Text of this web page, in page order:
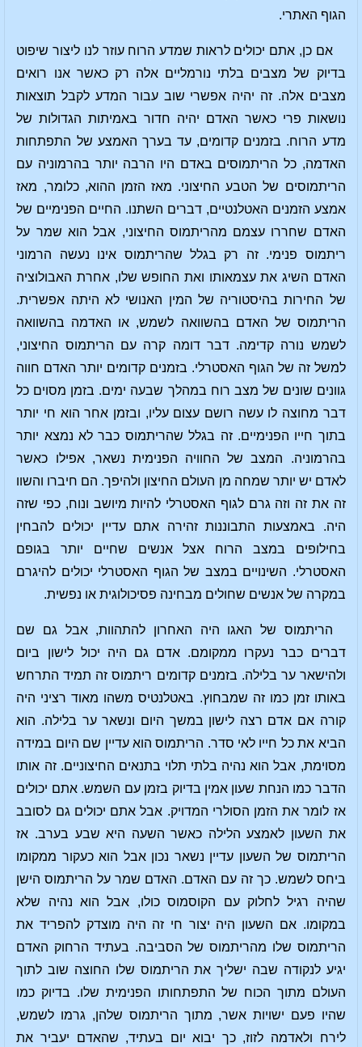
הגוף האתרי.
אם כן, אתם יכולים לראות שמדע הרוח עוזר לנו ליצור שיפוט
בדיוק של מצבים בלתי נורמליים אלה רק כאשר אנו רואים
מצבים אלה. זה יהיה אפשרי שוב עבור המדע לקבל תוצאות
נושאות פרי כאשר האדם יהיה חדור באמיתות הגדולות של
מדע הרוח. בזמנים קדומים, עד בערך האמצע של התפתחות
האדמה, כל הריתמוסים באדם היו הרבה יותר בהרמוניה עם
הריתמוסים של הטבע החיצוני. מאז הזמן ההוא, כלומר, מאז
אמצע הזמנים האטלנטיים, דברים השתנו. החיים הפנימיים של
האדם שחררו עצמם מהריתמוס החיצוני, אבל הוא שמר על
ריתמוס פנימי. זה רק בגלל שהריתמוס אינו נעשה הרמוני
האדם השיג את עצמאותו ואת החופש שלו, אחרת האבולוציה
של החירות בהיסטוריה של המין האנושי לא היתה אפשרית.
הריתמוס של האדם בהשוואה לשמש, או האדמה בהשוואה
לשמש נורה קדימה. דבר דומה קרה עם הריתמוס החיצוני,
למשל זה של הגוף האסטרלי. בזמנים קדומים יותר האדם חווה
גוונים שונים של מצב רוח במהלך שבעה ימים. בזמן מסוים כל
דבר מחוצה לו עשה רושם עצום עליו, ובזמן אחר הוא חי יותר
בתוך חייו הפנימיים. זה בגלל שהריתמוס כבר לא נמצא יותר
בהרמוניה. המצב של החוויה הפנימית נשאר, אפילו כאשר
לאדם יש יותר שמחה מן העולם החיצון ולהיפך. הם חיברו והשוו
זה את זה וזה גרם לגוף האסטרלי להיות מיושב ונוח, כפי שזה
היה. באמצעות התבוננות זהירה אתם עדיין יכולים להבחין
בחילופים במצב הרוח אצל אנשים שחיים יותר בגופם
האסטרלי. השינויים במצב של הגוף האסטרלי יכולים להיגרם
במקרה של אנשים שחולים מבחינה פסיכולוגית או נפשית.
הריתמוס של האגו היה האחרון להתהוות, אבל גם שם
דברים כבר נעקרו ממקומם. אדם גם היה יכול לישון ביום
ולהישאר ער בלילה. בזמנים קדומים ריתמוס זה תמיד התרחש
באותו זמן כמו זה שמבחוץ. באטלנטיס משהו מאוד רציני היה
קורה אם אדם רצה לישון במשך היום ונשאר ער בלילה. הוא
הביא את כל חייו לאי סדר. הריתמוס הוא עדיין שם היום במידה
מסוימת, אבל הוא נהיה בלתי תלוי בתנאים החיצוניים. זה אותו
הדבר כמו הנחת שעון אמין בדיוק בזמן עם השמש. אתם יכולים
אז לומר את הזמן הסולרי המדויק. אבל אתם יכולים גם לסובב
את השעון לאמצע הלילה כאשר השעה היא שבע בערב. אז
הריתמוס של השעון עדיין נשאר נכון אבל הוא כעקור ממקומו
ביחס לשמש. כך זה עם האדם. האדם שמר על הריתמוס הישן
שהיה רגיל לחלוק עם הקוסמוס כולו, אבל הוא נהיה שלא
במקומו. אם השעון היה יצור חי זה היה מוצדק להפריד את
הריתמוס שלו מהריתמוס של הסביבה. בעתיד הרחוק האדם
יגיע לנקודה שבה ישליך את הריתמוס שלו החוצה שוב לתוך
העולם מתוך הכוח של התפתחותו הפנימית שלו. בדיוק כמו
שהיו פעם ישויות אשר, מתוך הריתמוס שלהן, גרמו לשמש,
לירח ולאדמה לזוז, כך יבוא יום בעתיד, שהאדם יעביר את